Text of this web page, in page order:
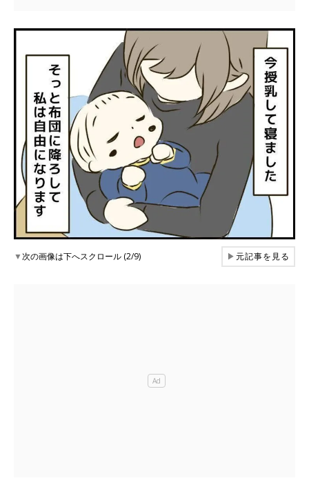
▼次の画像は下へスクロール (2/9) ▶元記事を見る